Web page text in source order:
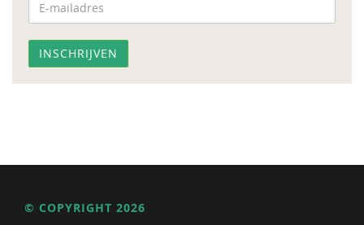
© COPYRIGHT 2026